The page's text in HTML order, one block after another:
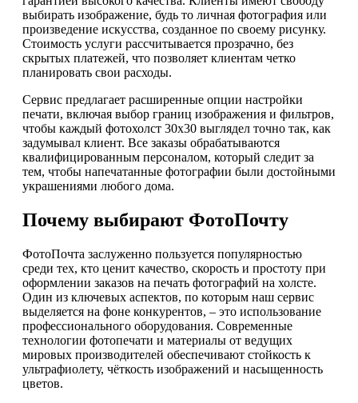
выбирать изображение, будь то личная фотография или
произведение искусства, созданное по своему рисунку.
Стоимость услуги рассчитывается прозрачно, без
скрытых платежей, что позволяет клиентам четко
планировать свои расходы.
Сервис предлагает расширенные опции настройки
печати, включая выбор границ изображения и фильтров,
чтобы каждый фотохолст 30х30 выглядел точно так, как
задумывал клиент. Все заказы обрабатываются
квалифицированным персоналом, который следит за
тем, чтобы напечатанные фотографии были достойными
украшениями любого дома.
Почему выбирают ФотоПочту
ФотоПочта заслуженно пользуется популярностью
среди тех, кто ценит качество, скорость и простоту при
оформлении заказов на печать фотографий на холсте.
Один из ключевых аспектов, по которым наш сервис
выделяется на фоне конкурентов, – это использование
профессионального оборудования. Современные
технологии фотопечати и материалы от ведущих
мировых производителей обеспечивают стойкость к
ультрафиолету, чёткость изображений и насыщенность
цветов.